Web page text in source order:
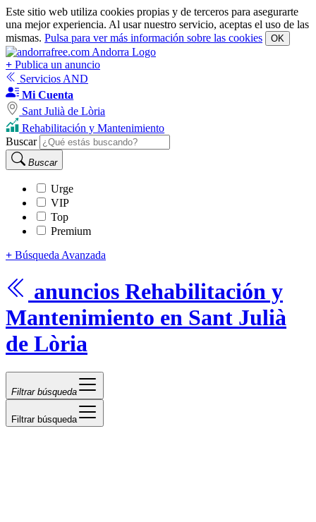
Este sitio web utiliza cookies propias y de terceros para asegurarte
una mejor experiencia. Al usar nuestro servicio, aceptas el uso de las
mismas. Pulsa para ver más información sobre las cookies OK
+ Publica un anuncio
Servicios AND
Mi Cuenta
Sant Julià de Lòria
Rehabilitación y Mantenimiento
Buscar
Buscar
Urge
VIP
Top
Premium
+ Búsqueda Avanzada
anuncios Rehabilitación y
Mantenimiento en Sant Julià
de Lòria
Filtrar búsqueda
Filtrar búsqueda